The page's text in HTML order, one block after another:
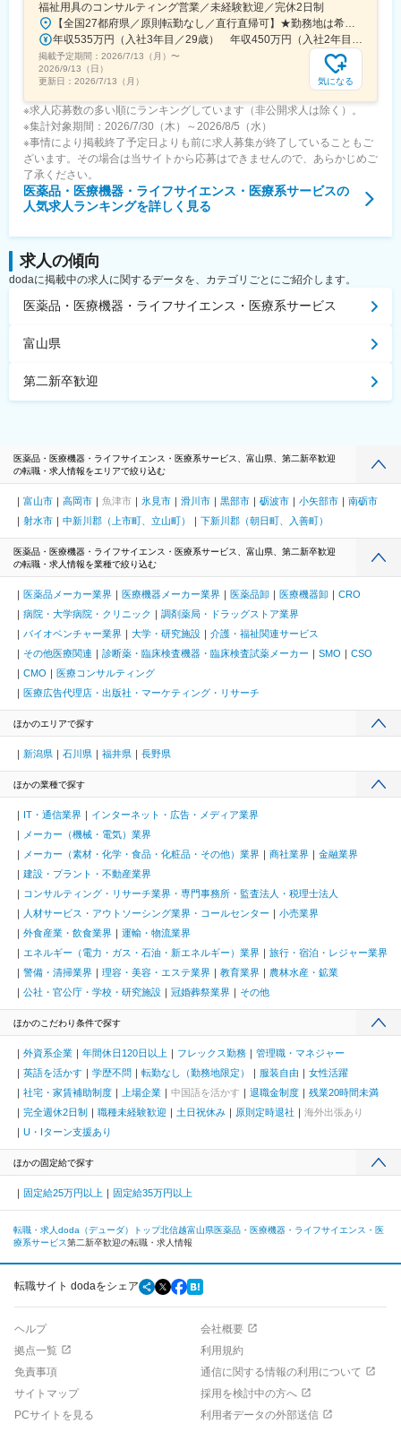
福祉用具のコンサルティング営業／未経験歓迎／完休2日制
【全国27都府県／原則転勤なし／直行直帰可】★勤務地は希望を考慮★拠点により車通勤OK※充足状況により、ご希望の勤務地での募集が終了している場合があります。※転居を伴う転勤の有無は、半年ごとに希望を伺い、選択いただけます。■東北■・宮城県（仙台市）■関東■・東京都（東京23区など）・神奈川県（横浜市など）・埼玉県（さいたま市など）・千葉県（千葉市など）・茨城県（水戸市）・栃木県（宇都宮市／足利市）・群馬県（前橋市）■東海■・愛知県（名古屋市／豊田市／豊橋市／小牧市）・静岡県（静岡市／浜松市／沼津市／焼津市／富士市）・岐阜県（岐阜市）・三重県（四日市市）■信越・北陸■・長野県（長野市）・山梨県（甲府市）・石川県（金沢市）・富山県（富山市）・福井県（福井市）■関西■・大阪府・兵庫県（神戸市／尼崎市／姫路市）・京都府（京都市）・奈良県（奈良市／天理市）・滋賀県（大津市／彦根市）・和歌山県（和歌山市／田辺市）■中国■・広島県（広島市）・岡山県（岡山市）■四国■・香川県（高松市）■九州■・福岡県（福岡市）
年収535万円（入社3年目／29歳） 年収450万円（入社2年目／26歳）
掲載予定期間： 2026/7/13（月） 〜
2026/9/13（日）
更新日： 2026/7/13（月） 気になる
※求人応募数の多い順にランキングしています（非公開求人は除く）。
※集計対象期間：2026/7/30（木）～2026/8/5（水）
※事情により掲載終了予定日よりも前に求人募集が終了していることもご
ざいます。その場合は当サイトから応募はできませんので、あらかじめご
了承ください。
医薬品・医療機器・ライフサイエンス・医療系サービスの
人気求人ランキングを詳しく見る
求人の傾向
dodaに掲載中の求人に関するデータを、カテゴリごとにご紹介します。
医薬品・医療機器・ライフサイエンス・医療系サービス
富山県
第二新卒歓迎
医薬品・医療機器・ライフサイエンス・医療系サービス、富山県、第二新卒歓迎
の転職・求人情報をエリアで絞り込む
富山市 高岡市 魚津市 氷見市 滑川市 黒部市 砺波市 小矢部市
南砺市
射水市
中新川郡（上市町、立山町） 下新川郡（朝日町、入善町）
医薬品・医療機器・ライフサイエンス・医療系サービス、富山県、第二新卒歓迎
の転職・求人情報を業種で絞り込む
医薬品メーカー業界 医療機器メーカー業界 医薬品卸 医療機器卸
CRO
病院・大学病院・クリニック
調剤薬局・ドラッグストア業界
バイオベンチャー業界
大学・研究施設
介護・福祉関連サービス
その他医療関連
診断薬・臨床検査機器・臨床検査試薬メーカー SMO
CSO
CMO
医療コンサルティング
医療広告代理店・出版社・マーケティング・リサーチ
ほかのエリアで探す
新潟県 石川県 福井県 長野県
ほかの業種で探す
IT・通信業界
インターネット・広告・メディア業界
メーカー（機械・電気）業界
メーカー（素材・化学・食品・化粧品・その他）業界
商社業界
金融業界
建設・プラント・不動産業界
コンサルティング・リサーチ業界・専門事務所・監査法人・税理士法人
人材サービス・アウトソーシング業界・コールセンター
小売業界
外食産業・飲食業界
運輸・物流業界
エネルギー（電力・ガス・石油・新エネルギー）業界
旅行・宿泊・レジャー業界
警備・清掃業界
理容・美容・エステ業界 教育業界
農林水産・鉱業
公社・官公庁・学校・研究施設
冠婚葬祭業界 その他
ほかのこだわり条件で探す
外資系企業 年間休日120日以上 フレックス勤務
管理職・マネジャー
英語を活かす
学歴不問 転勤なし（勤務地限定） 服装自由
女性活躍
社宅・家賃補助制度
上場企業 中国語を活かす 退職金制度
残業20時間未満
完全週休2日制
職種未経験歓迎 土日祝休み 原則定時退社
海外出張あり
U・Iターン支援あり
ほかの固定給で探す
固定給25万円以上 固定給35万円以上
転職・求人doda（デューダ）トップ北信越富山県医薬品・医療機器・ライフサイエンス・医
療系サービス第二新卒歓迎の転職・求人情報
転職サイト dodaをシェア
ヘルプ
会社概要
拠点一覧
利用規約
免責事項
通信に関する情報の利用について
サイトマップ
採用を検討中の方へ
PCサイトを見る
利用者データの外部送信